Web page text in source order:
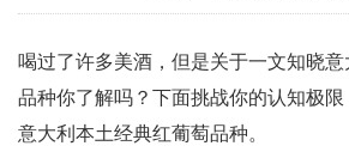
喝过了许多美酒，但是关于一文知晓
品种你了解吗？下面挑战你的认知极
意大利本土经典红葡萄品种。